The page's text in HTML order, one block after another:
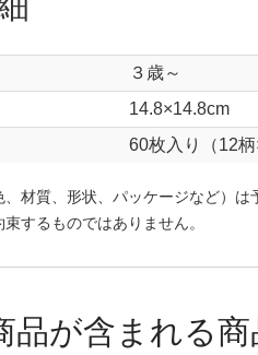
３歳～
14.8×14.8cm
60枚入り（12柄
、材質、形状、パッケージなど）
するものではありません。
品が含まれる